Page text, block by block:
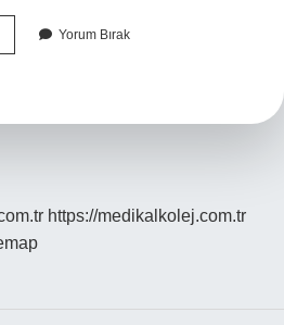
Yorum Bırak
https://medikalkolej.com.tr